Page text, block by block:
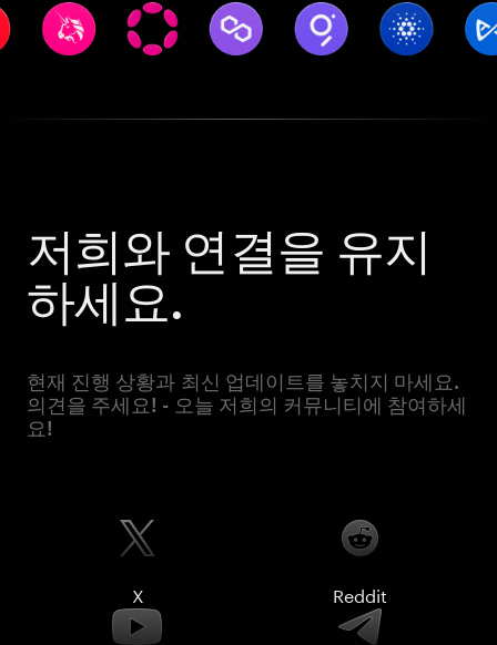
저희와 연결을 유지
하세요.
현재 진행 상황과 최신 업데이트를 놓치지 마세요.
의견을 주세요! - 오늘 저희의 커뮤니티에 참여하세
요!
X Reddit